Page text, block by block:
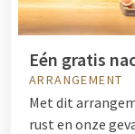
Eén gratis
ARRANGEMENT
Met dit
rust en onze